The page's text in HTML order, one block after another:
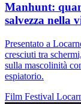
Manhunt:
salvezza nella
Presentato a
cresciuti tra
sulla mascolinità
espiatorio.
Film Festival